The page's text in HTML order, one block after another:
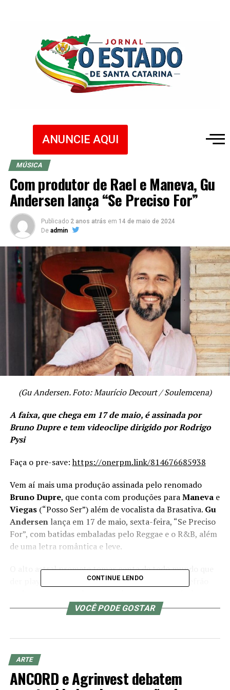
ANUNCIE AQUI
MÚSICA
Com produtor de Rael e Maneva, Gu
Andersen lança “Se Preciso For”
Publicado 2 anos atrás em 14 de maio de 2024
De admin
(Gu Andersen. Foto: Maurício Decourt / Soulemcena)
A faixa, que chega em 17 de maio, é assinada por
Bruno Dupre e tem videoclipe dirigido por Rodrigo
Pysi
Faça o pre-save:https://onerpm.link/814676685938
Vem aí mais uma produção assinada pelo renomado
Bruno Dupre, que conta com produções paraManevae
Viegas(“Posso Ser”) além de vocalista da Brasativa. Gu
Andersenlança em 17 de maio, sexta-feira, “Se Preciso
For”, com batidas embaladas pelo Reggae e o R&B, além
de uma letra romântica e leve.
O alto astral promete tomar conta de todo mundo que
der play na canção, afinal, ela é inspiradora, de refrão
sonhos. Além disso, o baixo e a bateria da faixa levam o
ouvinte para as tradicionais músicas jamaicanas,
dançante, que utiliza instrumentos como clavinetes,
solos de violão e metais.
CONTINUE LENDO
VOCÊ PODE GOSTAR
ARTE
ANCORD e Agrinvest debatem